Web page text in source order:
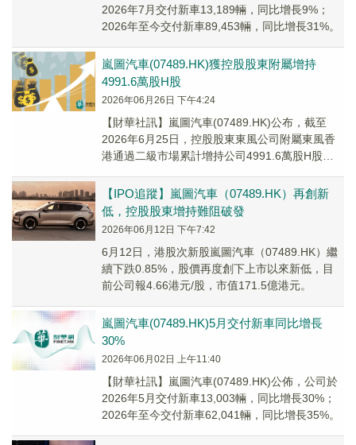
2026年7月交付新車13,189輛，同比增長9%；
2026年至今交付新車89,453輛，同比增長31%。
嵐圖汽車(07489.HK)獲控股股東附屬增持
4991.6萬股H股
2026年06月26日 下午4:24
【財華社訊】嵐圖汽車(07489.HK)公布，截至
2026年6月25日，控股股東東風公司附屬東風香
港通過二級市場累計增持公司4991.6萬股H股，
【IPO追蹤】嵐圖汽車（07489.HK）再創新
低，控股股東增持難阻破發
2026年06月12日 下午7:42
6月12日，港股次新股嵐圖汽車（07489.HK）繼
續下跌0.85%，股價再度創下上市以來新低，目
前公司報4.66港元/股，市值171.5億港元。
嵐圖汽車(07489.HK)5月交付新車同比增長
30%
2026年06月02日 上午11:40
​【財華社訊】嵐圖汽車(07489.HK)公佈，公司於
2026年5月交付新車13,003輛，同比增長30%；
2026年至今交付新車62,041輛，同比增長35%。